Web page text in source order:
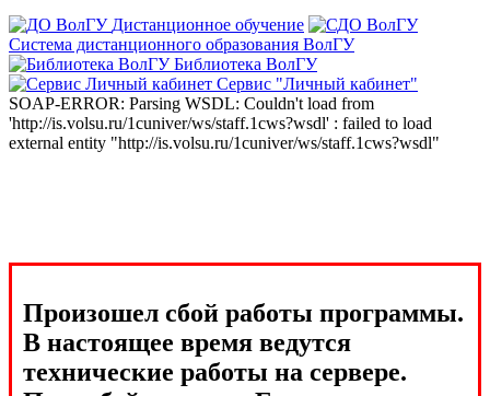
Дистанционное обучение
Система дистанционного образования ВолГУ
Библиотека ВолГУ
Сервис "Личный кабинет"
SOAP-ERROR: Parsing WSDL: Couldn't load from
'http://is.volsu.ru/1cuniver/ws/staff.1cws?wsdl' : failed to load
external entity "http://is.volsu.ru/1cuniver/ws/staff.1cws?wsdl"
Произошел сбой работы программы.
В настоящее время ведутся
технические работы на сервере.